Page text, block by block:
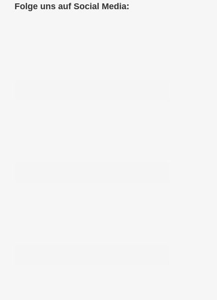
Folge uns auf Social Media: